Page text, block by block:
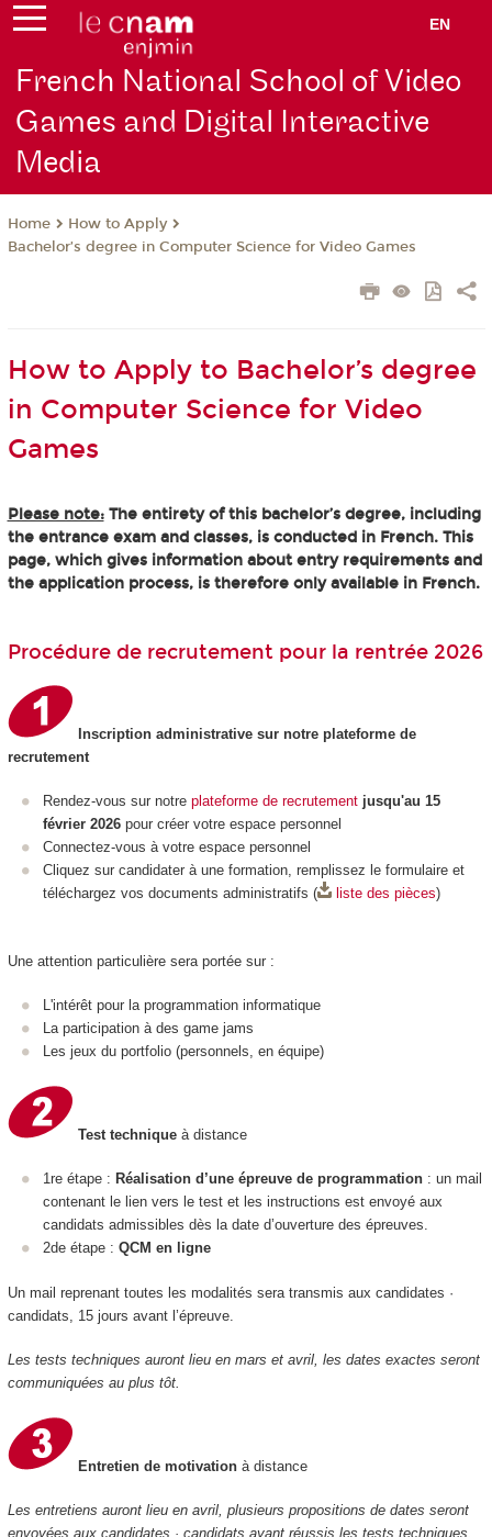
EN
French National School of Video
Games and Digital Interactive
Media
Home
How to Apply
Bachelor’s degree in Computer Science for Video Games
How to Apply to Bachelor’s degree
in Computer Science for Video
Games
Please note:The entirety of this bachelor’s degree, including
the entrance exam and classes, is conducted in French. This
page, which gives information about entry requirements and
the application process, is therefore only available in French.
Procédure de recrutement pour la rentrée 2026
Inscription administrative sur notre plateforme de
recrutement
Rendez-vous sur notre plateforme de recrutement jusqu'au 15
février 2026 pour créer votre espace personnel
Connectez-vous à votre espace personnel
Cliquez sur candidater à une formation, remplissez le formulaire et
téléchargez vos documents administratifs (
liste des pièces)
Une attention particulière sera portée sur :
L'intérêt pour la programmation informatique
La participation à des game jams
Les jeux du portfolio (personnels, en équipe)
Test technique à distance
1re étape : Réalisation d’une épreuve de programmation : un mail
contenant le lien vers le test et les instructions est envoyé aux
candidats admissibles dès la date d’ouverture des épreuves.
2de étape : QCM en ligne
Un mail reprenant toutes les modalités sera transmis aux candidates ·
candidats, 15 jours avant l’épreuve.
Les tests techniques auront lieu en mars et avril, les dates exactes seront
communiquées au plus tôt.
Entretien de motivationà distance
Les entretiens auront lieu en avril, plusieurs propositions de dates seront
envoyées aux candidates · candidats ayant réussis les tests techniques.